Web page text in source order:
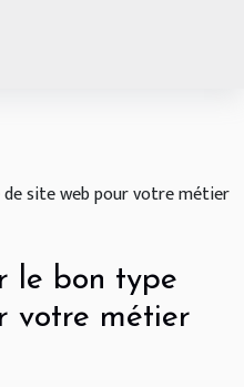
site web pour votre métier
le bon type
votre métier